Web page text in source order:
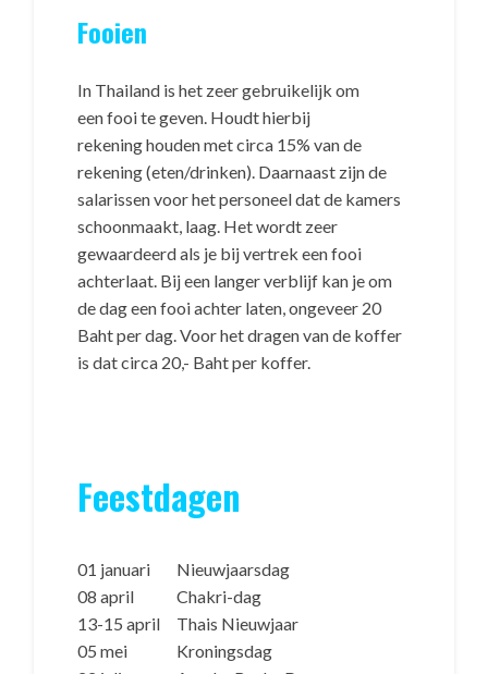
Fooien
In Thailand is het zeer gebruikelijk om
een fooi te geven. Houdt hierbij
rekening houden met circa 15% van de
rekening (eten/drinken). Daarnaast zijn de
salarissen voor het personeel dat de kamers
schoonmaakt, laag. Het wordt zeer
gewaardeerd als je bij vertrek een fooi
achterlaat. Bij een langer verblijf kan je om
de dag een fooi achter laten, ongeveer 20
Baht per dag. Voor het dragen van de koffer
is dat circa 20,- Baht per koffer.
Feestdagen
01 januari
Nieuwjaarsdag
08 april
Chakri-dag
13-15 april
Thais Nieuwjaar
05 mei
Kroningsdag